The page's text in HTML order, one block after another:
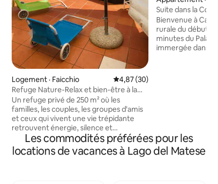
Logement · Faicchio Note moyenne de 4,87 sur 5,
4,87 (30)
Refuge Nature-Relax et bien-être à la
campagne
Un refuge privé de 250 m² où les
familles, les couples, les groupes d'amis
et ceux qui vivent une vie trépidante
retrouvent énergie, silence et
inspiration. Entouré de verdure, le
Refuge Natura propose trois chambres
spacieuses, un grand salon lumineux,
Suite dans la
près de Caserta
Bienvenue à
rurale du début
minutes du Palais
immergée dans
induction, idéal
ou les repas
Les commodités préférées pour les
locations de vacances à Lago del Matese